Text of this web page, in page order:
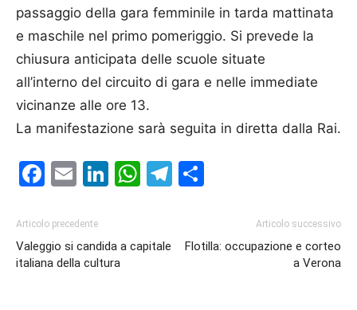
passaggio della gara femminile in tarda mattinata
e maschile nel primo pomeriggio. Si prevede la
chiusura anticipata delle scuole situate
all’interno del circuito di gara e nelle immediate
vicinanze alle ore 13.
La manifestazione sarà seguita in diretta dalla Rai.
Facebook
EmailLinkedIn
WhatsApp
Telegram
Articolo precedente
Valeggio si candida a capitale
italiana della cultura
Articolo successivo
Flotilla: occupazione e corteo
a Verona